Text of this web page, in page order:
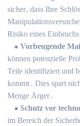
sicher‚ dass Ihre
Risiko eines
Vorbeugende
können potenzielle
Teile identifiziert und
kommt․ Dies spart
Menge Ärger․
Schutz vor
im Bereich der